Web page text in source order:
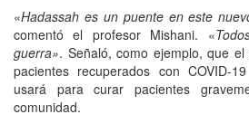
«Hadassah es un puente en este
comentó el profesor Mishani. «
guerra». Señaló, como ejemplo, que
pacientes recuperados con COVID-
usará para curar pacientes
comunidad.